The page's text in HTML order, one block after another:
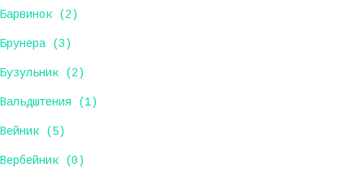
Барвинок (2)
Брунера (3)
Бузульник (2)
Вальдштения (1)
Вейник (5)
Вербейник (0)